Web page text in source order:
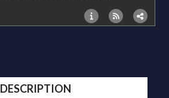
DESCRIPTION